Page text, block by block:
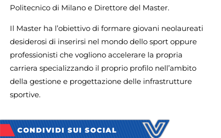
Politecnico di Milano e Direttore del Master.
Il Master ha l’obiettivo di formare giovani neolaureati
desiderosi di inserirsi nel mondo dello sport oppure
professionisti che vogliono accelerare la propria
carriera specializzando il proprio profilo nell’ambito
della gestione e progettazione delle infrastrutture
sportive.
CONDIVIDI SUI SOCIAL